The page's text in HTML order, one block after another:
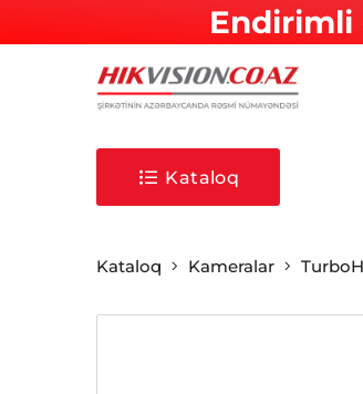
Endirimli
Kataloq
Kataloq Kameralar